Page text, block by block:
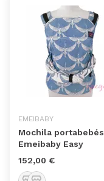
EMEIBABY
Mochila portabebés
Emeibaby Easy
152,00 €